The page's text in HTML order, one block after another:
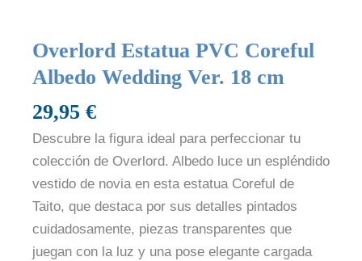
Overlord Estatua PVC Coreful
Albedo Wedding Ver. 18 cm
29,95 €
Descubre la figura ideal para perfeccionar tu
colección de Overlord. Albedo luce un espléndido
vestido de novia en esta estatua Coreful de
Taito, que destaca por sus detalles pintados
cuidadosamente, piezas transparentes que
juegan con la luz y una pose elegante cargada